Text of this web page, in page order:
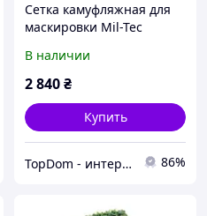
Сетка камуфляжная для
маскировки Mil-Tec
м Flecktarn
В наличии
2 840₴
Купить
TopDom - интернет магазин топовых товаров для дома и офиса 86%